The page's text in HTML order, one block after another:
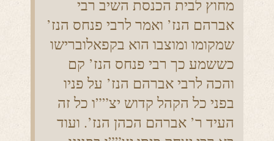
מחוץ לבית הכנסת השיב רבי
אברהם הנז’ ואמר לרבי פנחס הנז’
שמקומו ומוצבו הוא בקפאלוברישו
כששמע כך רבי פנחס הנז’ קם
והכה לרבי אברהם הנז’ על פניו
בפני כל הקהל קדוש יצ””ו כל זה
העיד ר’ אברהם הכהן הנז’. ועוד